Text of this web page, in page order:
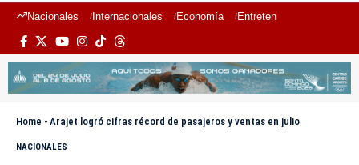
Nacionales Internacionales Economía Entretenimiento
Home - Arajet logró cifras récord de pasajeros y ventas en julio
NACIONALES